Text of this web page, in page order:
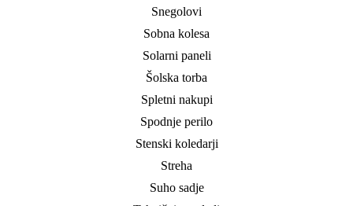
Snegolovi
Sobna kolesa
Solarni paneli
Šolska torba
Spletni nakupi
Spodnje perilo
Stenski koledarji
Streha
Suho sadje